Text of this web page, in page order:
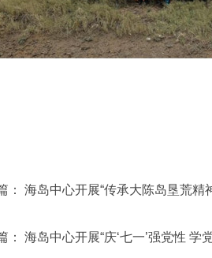
：海岛中心开展“传承大陈岛垦荒精
：海岛中心开展“庆‘七一’强党性 学